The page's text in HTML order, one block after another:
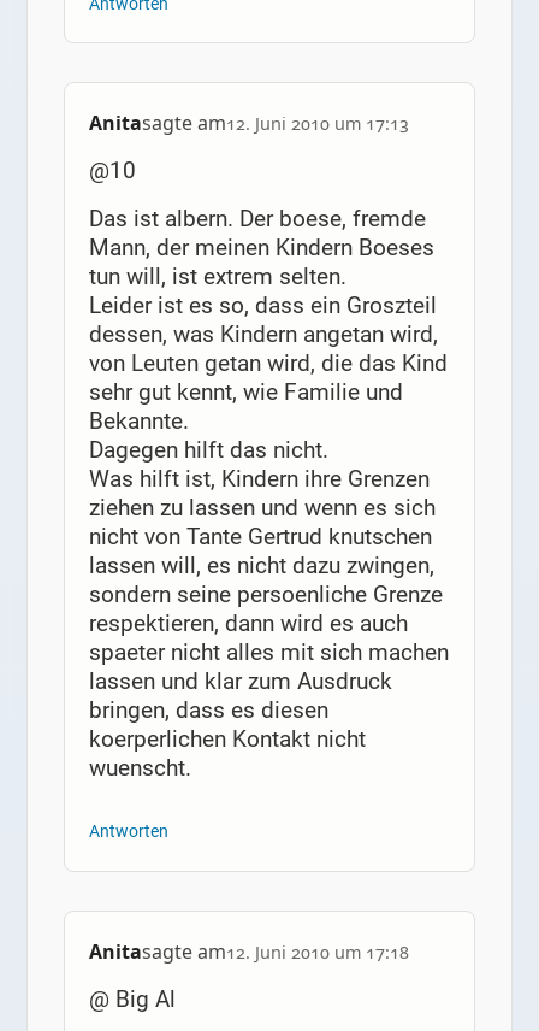
Antworten
Anitasagte am12. Juni 2010 um 17:13
@10
Das ist albern. Der boese, fremde
Mann, der meinen Kindern Boeses
tun will, ist extrem selten.
Leider ist es so, dass ein Groszteil
dessen, was Kindern angetan wird,
von Leuten getan wird, die das Kind
sehr gut kennt, wie Familie und
Bekannte.
Dagegen hilft das nicht.
Was hilft ist, Kindern ihre Grenzen
ziehen zu lassen und wenn es sich
nicht von Tante Gertrud knutschen
lassen will, es nicht dazu zwingen,
sondern seine persoenliche Grenze
respektieren, dann wird es auch
spaeter nicht alles mit sich machen
lassen und klar zum Ausdruck
bringen, dass es diesen
koerperlichen Kontakt nicht
wuenscht.
Antworten
Anitasagte am12. Juni 2010 um 17:18
@ Big Al